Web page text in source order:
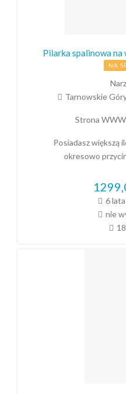
Pilarka spalinowa
NA
Tarnowskie
Strona
Posiadasz większą
okresowo
6
nie